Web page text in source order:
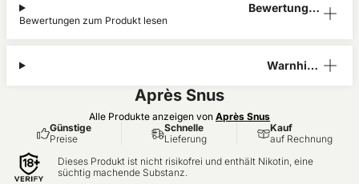
Bewertunge
Bewertungen zum Produkt lesen
Warnhinw
Après Snus
Alle Produkte anzeigen von Après Snus
Günstige
Preise
Schnelle
Lieferung
Kauf
auf Rechnung
Dieses Produkt ist nicht risikofrei und enthält Nikotin, eine
süchtig machende Substanz.